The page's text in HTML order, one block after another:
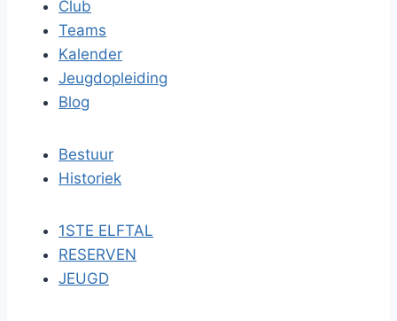
Club
Teams
Kalender
Jeugdopleiding
Blog
Bestuur
Historiek
1STE ELFTAL
RESERVEN
JEUGD